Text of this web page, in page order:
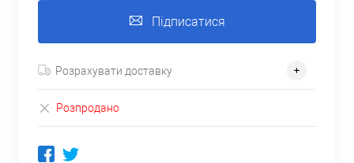
Підписатися
Розрахувати доставку
Розпродано